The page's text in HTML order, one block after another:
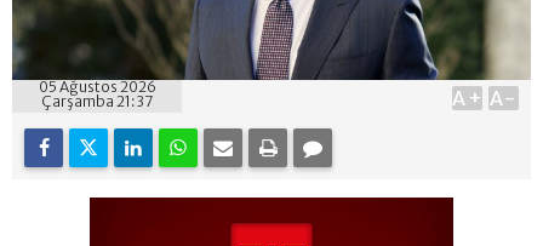
05 Ağustos 2026
Çarşamba 21:37
A+ A-